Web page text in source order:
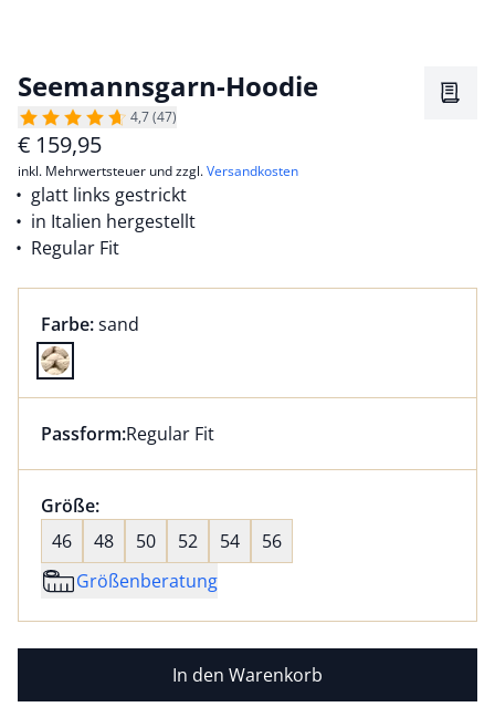
Seemannsgarn-Hoodie
4,7 (47)
€ 159,95
inkl. Mehrwertsteuer und zzgl.Versandkosten
glatt links gestrickt
in Italien hergestellt
Regular Fit
Farbauswahl:
Farbe:aktuell ausgewählt:
sand
Farbe sand ausgewählt
Dieser Artikel hat die Passform Regular Fit. für
Passform:Regular Fit
Größenauswahl:
Größe:nichts ausgewählt
46
48 50 52 54
56
Größenberatung
In den Warenkorb